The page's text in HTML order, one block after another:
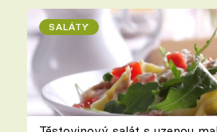
SALÁTY